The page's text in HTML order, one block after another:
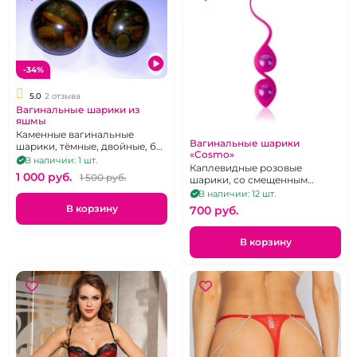
-34%
5.0 2 отзыва
Вагинальные шарики из
яшмы
Каменные вагинальные
шарики, тёмные, двойные, без
сцепки
В наличии: 1 шт.
1 000 pуб. 1 500 pуб.
В корзину
Вагинальные шарики
«Cosmo»
Каплевидные розовые
шарики, со смещенным
центром тяжести
В наличии: 12 шт.
700 pуб.
В корзину